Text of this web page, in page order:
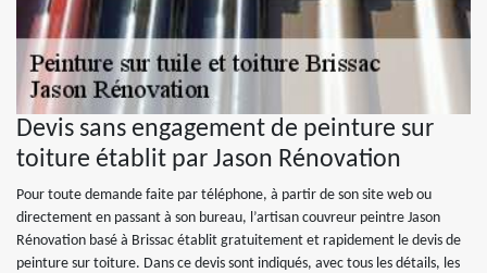
Devis sans engagement de peinture sur
toiture établit par Jason Rénovation
Pour toute demande faite par téléphone, à partir de son site web ou
directement en passant à son bureau, l’artisan couvreur peintre Jason
Rénovation basé à Brissac établit gratuitement et rapidement le devis de
peinture sur toiture. Dans ce devis sont indiqués, avec tous les détails, les